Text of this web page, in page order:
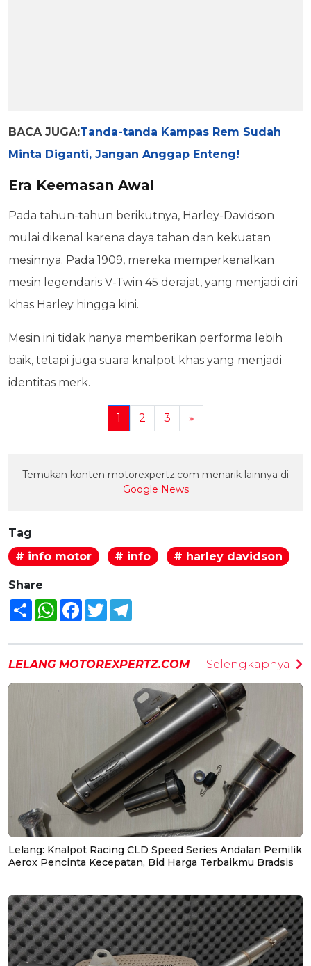
BACA JUGA:Tanda-tanda Kampas Rem Sudah
Minta Diganti, Jangan Anggap Enteng!
Era Keemasan Awal
Pada tahun-tahun berikutnya, Harley-Davidson
mulai dikenal karena daya tahan dan kekuatan
mesinnya. Pada 1909, mereka memperkenalkan
mesin legendaris V-Twin 45 derajat, yang menjadi ciri
khas Harley hingga kini.
Mesin ini tidak hanya memberikan performa lebih
baik, tetapi juga suara knalpot khas yang menjadi
identitas merk.
1 2 3 »
Temukan konten motorexpertz.com menarik lainnya di
Google News
Tag
# info motor
# info # harley davidson
Share
Share WhatsAppFacebook
Twitter
LELANG MOTOREXPERTZ.COM Selengkapnya
Lelang: Knalpot Racing CLD Speed Series Andalan Pemilik
Aerox Pencinta Kecepatan, Bid Harga Terbaikmu Bradsis